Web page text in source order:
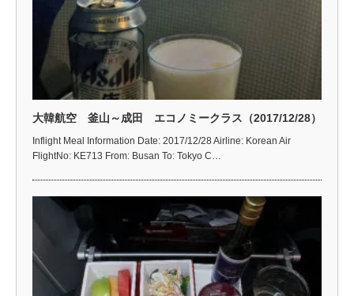
大韓航空 釜山～成田 エコノミークラス（2017/12/28）
Inflight Meal Information Date: 2017/12/28 Airline: Korean Air
FlightNo: KE713 From: Busan To: Tokyo C…